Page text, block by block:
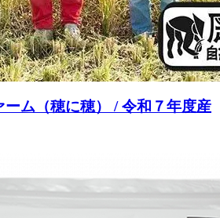
ーム（穂に穂） / 令和７年度産